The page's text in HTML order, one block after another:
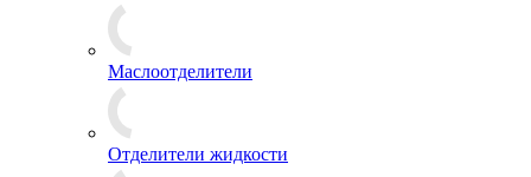
Маслоотделители
Отделители жидкости